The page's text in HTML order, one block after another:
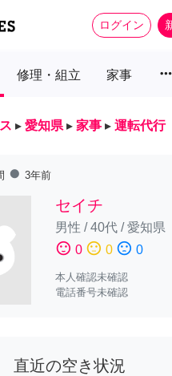
ログイン
修理・組立 家事 more_horiz
▸ 愛知県 ▸ 家事 ▸ 運転代行
fiber_manual_record 3年前
セイチ
男性 /40代/愛知県
sentiment_satisfied 0 sentiment_neutral 0 sentiment_dissatisfied 0
本人確認未確認
電話番号未確認
直近の空き状況